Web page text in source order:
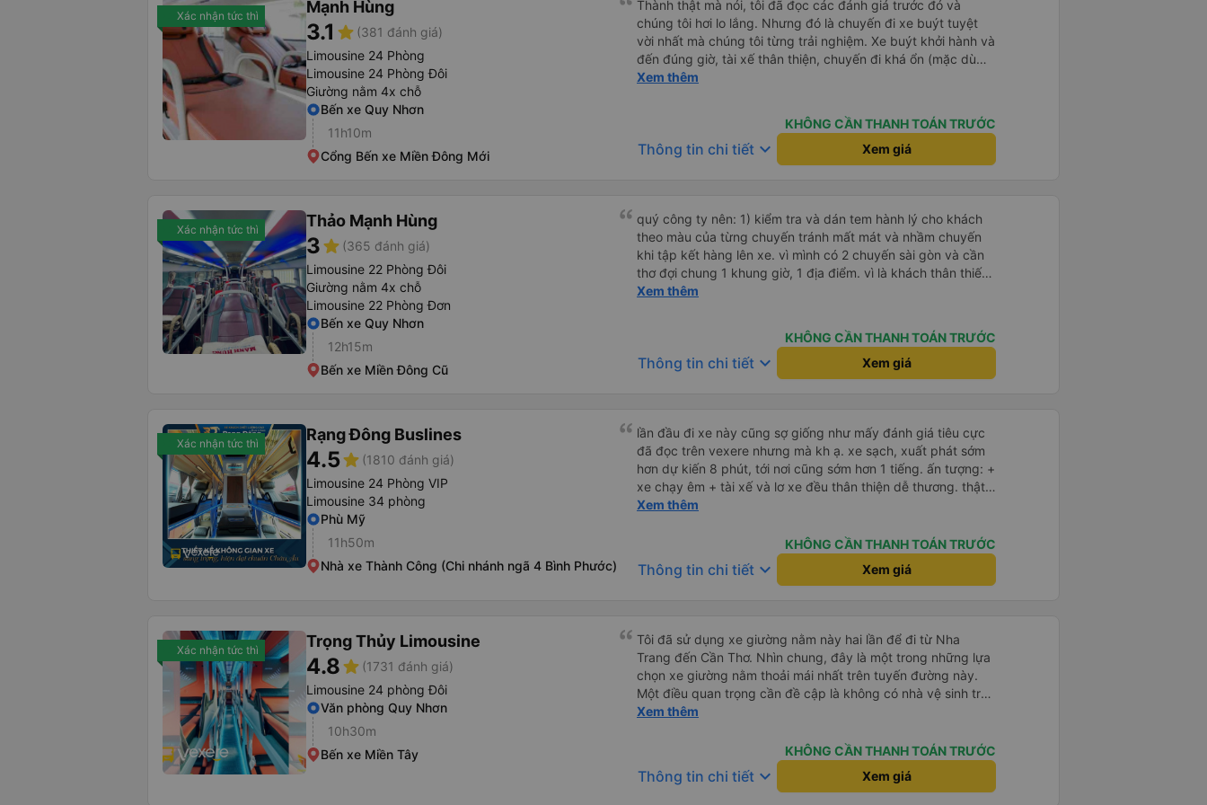
mới. Cảm ơn nhà xe đã giúp đỡ
Xác nhận tức thì Mạnh Hùng
3.1 star (381 đánh giá)
Limousine 24 Phòng
Limousine 24 Phòng Đôi
Giường nằm 4x chỗ
Bến xe Quy Nhơn
11h10m
Cổng Bến xe Miền Đông Mới
Thành thật mà nói, tôi đã đọc các đánh giá trước đó và
chúng tôi hơi lo lắng. Nhưng đó là chuyến đi xe buýt tuyệt
vời nhất mà chúng tôi từng trải nghiệm. Xe buýt khởi hành và
đến đúng giờ, tài xế thân thiện, chuyến đi khá ổn (mặc dù
vẫn hơi xóc, nhưng đó là đặc trưng của Việt Nam ^^), và chỗ
Xem thêm
KHÔNG CẦN THANH TOÁN TRƯỚC
Thông tin chi tiết keyboard_arrow_down Xem giá
Xác nhận tức thì Thảo Mạnh Hùng
3star (365 đánh giá)
Limousine 22 Phòng Đôi
Giường nằm 4x chỗ
Limousine 22 Phòng Đơn
Bến xe Quy Nhơn
12h15m
Bến xe Miền Đông Cũ
quý công ty nên: 1) kiểm tra và dán tem hành lý cho khách
theo màu của từng chuyến tránh mất mát và nhầm chuyến
khi tập kết hàng lên xe. vì mình có 2 chuyến sài gòn và cần
thơ đợi chung 1 khung giờ, 1 địa điểm. vì là khách thân thiết
của quý công ty nên rất hài lòng và tin tưởng. tuy nhiên rất
cải thiện ngày một phát triển. 2) đồng nhất về cách giao tiếp
và CSKH nhẹ nhàng, chu đáo nữa thì chắc chắn quy công ty
là nhà xe được yêu thích và lựa chọn số 1 quy nhơn. rất cảm
ơn quý anh chị em cty cũng như chị Thảo đã lắng nghe và
Xem thêm
KHÔNG CẦN THANH TOÁN TRƯỚC
Thông tin chi tiết keyboard_arrow_down Xem giá
Xác nhận tức thì Rạng Đông Buslines
4.5star (1810 đánh giá)
Limousine 24 Phòng VIP
Limousine 34 phòng
Phù Mỹ
11h50m
Nhà xe Thành Công (Chi nhánh ngã 4 Bình Phước)
lần đầu đi xe này cũng sợ giống như mấy đánh giá tiêu cực
đã đọc trên vexere nhưng mà kh ạ. xe sạch, xuất phát sớm
hơn dự kiến 8 phút, tới nơi cũng sớm hơn 1 tiếng. ấn tượng: +
xe chạy êm + tài xế và lơ xe đều thân thiện dễ thương. thật
ra cũng kh tiếp xúc nhiều+ lắm nhưng cá nhân mình cảm
hợp, cá nhân mình thấy kh hợp lắm nhưng chưa đến mức tệ
mình đi chuyến quảng ngãi - an sương, xe dừng đúng 3 lần
(cả ăn tối) cho khách đi vệ sinh. cái hay ở đây là khi gần tới
đủ. tóm lại thì lần đầu đi xe này và sẽ có lần sau nếu có dịp,
ấn tượng tốt
Xem thêm
KHÔNG CẦN THANH TOÁN TRƯỚC
Thông tin chi tiết keyboard_arrow_down Xem giá
Xác nhận tức thì Trọng Thủy Limousine
4.8star (1731 đánh giá)
Limousine 24 phòng Đôi
Văn phòng Quy Nhơn
10h30m
Bến xe Miền Tây
Tôi đã sử dụng xe giường nằm này hai lần để đi từ Nha
Trang đến Cần Thơ. Nhìn chung, đây là một trong những lựa
chọn xe giường nằm thoải mái nhất trên tuyến đường này.
Một điều quan trọng cần đề cập là không có nhà vệ sinh trên
xe, điều này có thể gây khó chịu trên một hành trình dài
chuyến đi vẫn khá thoải mái. Chuyến đi gần đây nhất của tôi
(hôm qua) rất tốt. Mặc dù xe bị chậm khoảng một tiếng,
nhưng công ty đã thông báo trước cho tôi, nên tôi không
Xem thêm
KHÔNG CẦN THANH TOÁN TRƯỚC
Thông tin chi tiết keyboard_arrow_down Xem giá